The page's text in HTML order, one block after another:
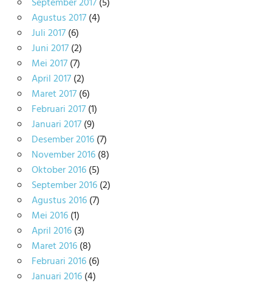
September 2017(5)
Agustus 2017(4)
Juli 2017(6)
Juni 2017(2)
Mei 2017(7)
April 2017(2)
Maret 2017(6)
Februari 2017(1)
Januari 2017(9)
Desember 2016(7)
November 2016(8)
Oktober 2016(5)
September 2016(2)
Agustus 2016(7)
Mei 2016(1)
April 2016(3)
Maret 2016(8)
Februari 2016(6)
Januari 2016(4)